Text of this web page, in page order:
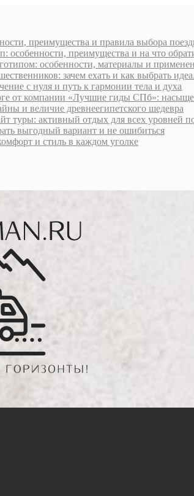
преимущества и правила выбора
особенности, преимущества и на что
особенности, материалы и
зачем ехать и как выбрать
с нуля и путь к гармонии тела и духа
от компании «Лучшие гиды СПб»:
и величие древнеегипетского шедевра
туры: активный отдых для всех уровней
выгодный вариант и не ошибиться
и стиль в каждом уголке